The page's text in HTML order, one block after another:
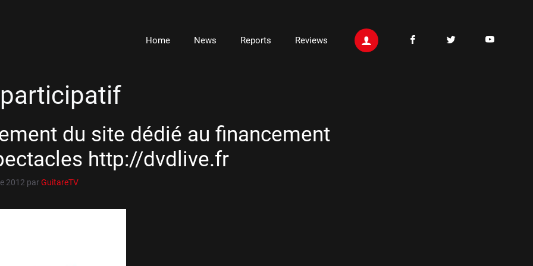
Home News Reports Reviews
du site dédié au financement
http://dvdlive.fr
2012 parGuitareTV